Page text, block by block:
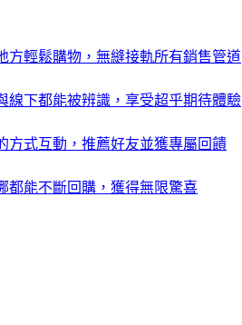
方輕鬆購物，無縫接軌所有銷售管道
線下都能被辨識，享受超乎期待體驗
方式互動，推薦好友並獲專屬回饋
都能不斷回購，獲得無限驚喜